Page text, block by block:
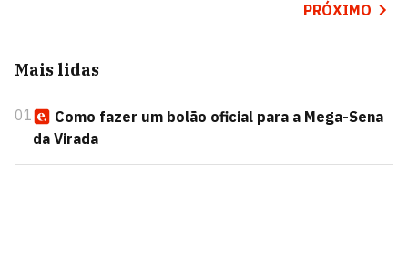
PRÓXIMO
Mais lidas
01
Como fazer um bolão oficial para a Mega-Sena
da Virada